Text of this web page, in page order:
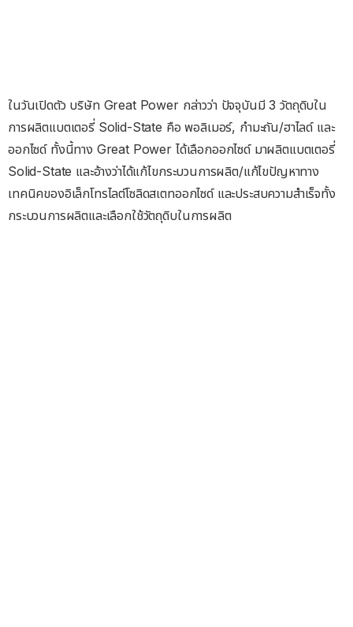
ในวันเปิดตัว บริษัท Great Power กล่าวว่า ปัจจุบันมี 3 วัตถุดิบใน
การผลิตแบตเตอรี่ Solid-State คือ พอลิเมอร์, กำมะถัน/ฮาไลด์ และ
ออกไซด์ ทั้งนี้ทาง Great Power ได้เลือกออกไซด์ มาผลิตแบตเตอรี่
Solid-State และอ้างว่าได้แก้ไขกระบวนการผลิต/แก้ไขปัญหาทาง
เทคนิคของอิเล็กโทรไลต์โซลิดสเตทออกไซด์ และประสบความสำเร็จทั้ง
กระบวนการผลิตและเลือกใช้วัตถุดิบในการผลิต